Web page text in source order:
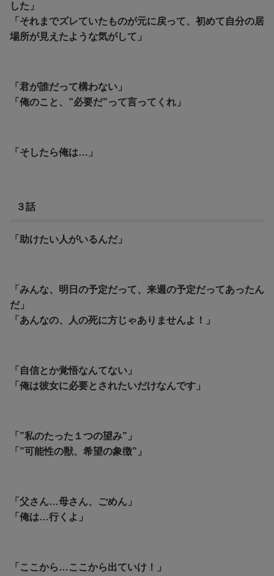
した」
「それまでズレていたものが元に戻って、初めて自分の居
場所が見えたような気がして」
「君が誰だって構わない」
「俺のこと、”必要だ”って言ってくれ」
「そしたら俺は…」
３話
「助けたい人がいるんだ」
「みんな、明日の予定だって、来週の予定だってあったん
だ」
「あんなの、人の死に方じゃありませんよ！」
「自信とか覚悟なんてない」
「俺は彼女に必要とされたいだけなんです」
「”私のたった１つの望み”」
「”可能性の獣、希望の象徴”」
「父さん…母さん、ごめん」
「俺は…行くよ」
「ここから…ここから出ていけ！」